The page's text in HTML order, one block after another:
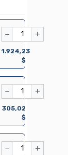
− +
1.924,23
$
− +
305,02
$
− +